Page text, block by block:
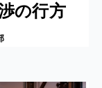
の行方